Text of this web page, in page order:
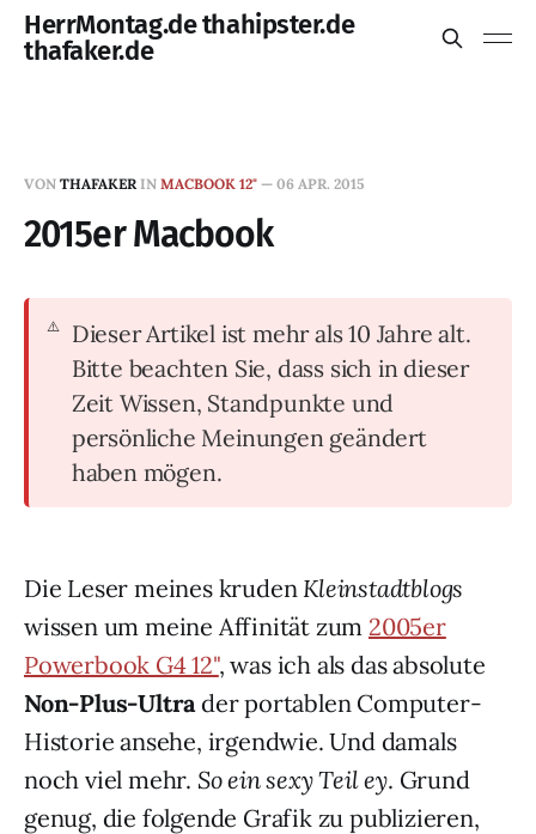
HerrMontag.de thahipster.de
thafaker.de
VON THAFAKER IN MACBOOK 12" — 06 APR. 2015
2015er Macbook
Dieser Artikel ist mehr als 10 Jahre alt.
Bitte beachten Sie, dass sich in dieser
Zeit Wissen, Standpunkte und
persönliche Meinungen geändert
haben mögen.
Die Leser meines krudenKleinstadtblogs
wissen um meine Affinität zum 2005er
Powerbook G4 12", was ich als das absolute
Non-Plus-Ultrader portablen Computer-
Historie ansehe, irgendwie. Und damals
noch viel mehr. So ein sexy Teil ey. Grund
genug, die folgende Grafik zu publizieren,